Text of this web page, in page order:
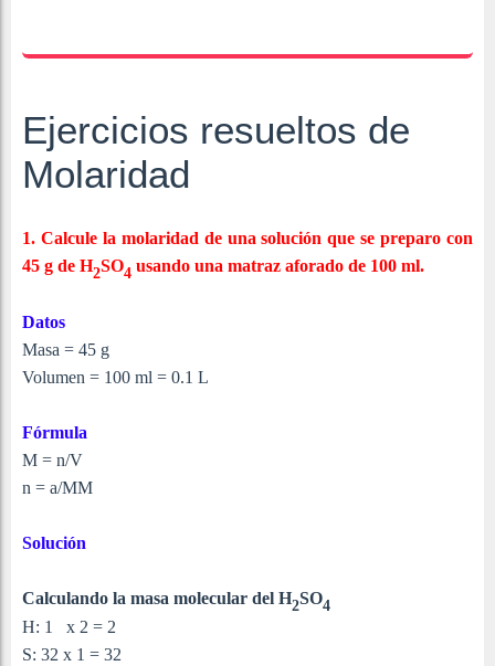
Ejercicios resueltos de
Molaridad
1. Calcule la molaridad de una solución que se preparo con
45 g de H2SO4 usando una matraz aforado de 100 ml.
Datos
Masa = 45 g
Volumen = 100 ml = 0.1 L
Fórmula
M = n/V
n = a/MM
Solución
Calculando la masa molecular del H2SO4
H: 1 x 2 = 2
S: 32 x 1 = 32